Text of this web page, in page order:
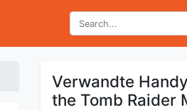
Verwandte
the Tomb Raider